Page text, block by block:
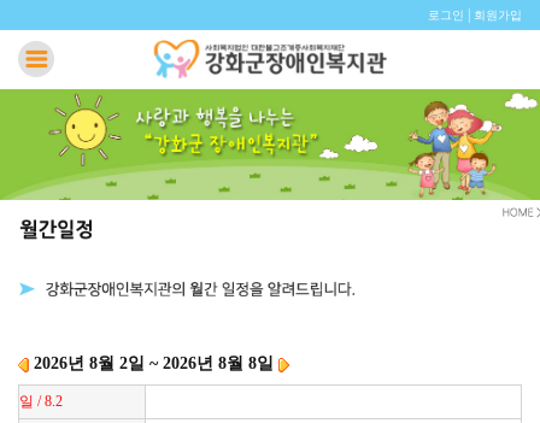
로그인 회원가입
2026년 8월 2일 ~ 2026년 8월 8일
일 / 8.2